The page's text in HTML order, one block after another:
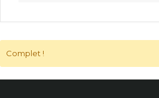
Complet !